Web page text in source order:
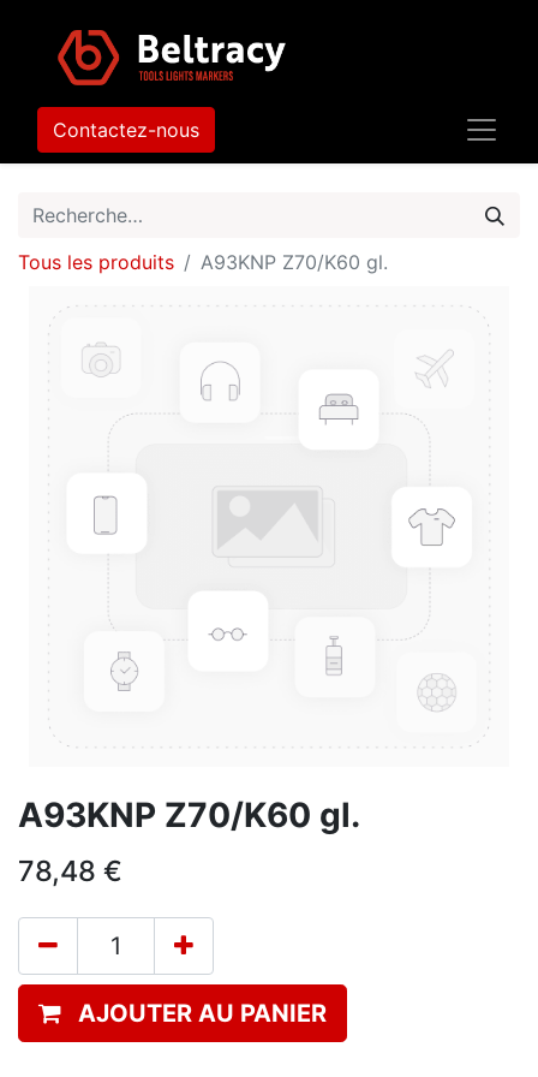
Contactez-nous
Tous les produits A93KNP Z70/K60 gl.
A93KNP Z70/K60 gl.
78,48 €
AJOUTER AU PANIER